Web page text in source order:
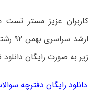
کاربران عزیز مستر تست
زیر به صورت رایگان دانلود